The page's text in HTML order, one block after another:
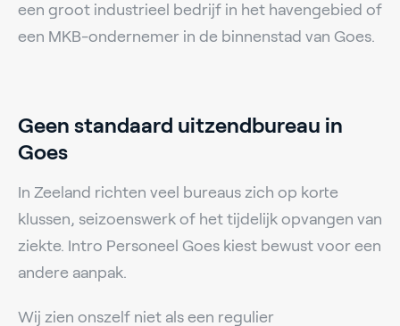
een groot industrieel bedrijf in het havengebied of
een MKB-ondernemer in de binnenstad van Goes.
Geen standaard uitzendbureau in
Goes
In Zeeland richten veel bureaus zich op korte
klussen, seizoenswerk of het tijdelijk opvangen van
ziekte. Intro Personeel Goes kiest bewust voor een
andere aanpak.
Wij zien onszelf niet als een regulier